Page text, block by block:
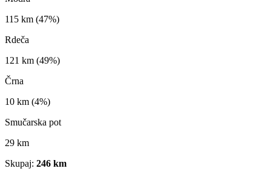
115 km (47%)
Rdeča
121 km (49%)
Črna
10 km (4%)
Smučarska pot
29 km
Skupaj: 246 km